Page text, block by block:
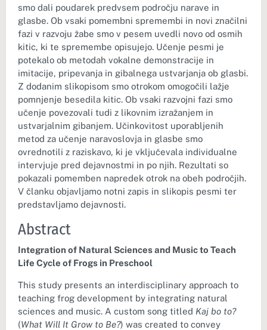
smo dali poudarek predvsem področju narave in
glasbe. Ob vsaki pomembni spremembi in novi značilni
fazi v razvoju žabe smo v pesem uvedli novo od osmih
kitic, ki te spremembe opisujejo. Učenje pesmi je
potekalo ob metodah vokalne demonstracije in
imitacije, pripevanja in gibalnega ustvarjanja ob glasbi.
Z dodanim slikopisom smo otrokom omogočili lažje
pomnjenje besedila kitic. Ob vsaki razvojni fazi smo
učenje povezovali tudi z likovnim izražanjem in
ustvarjalnim gibanjem. Učinkovitost uporabljenih
metod za učenje naravoslovja in glasbe smo
ovrednotili z raziskavo, ki je vključevala individualne
intervjuje pred dejavnostmi in po njih. Rezultati so
pokazali pomemben napredek otrok na obeh področjih.
V članku objavljamo notni zapis in slikopis pesmi ter
predstavljamo dejavnosti.
Abstract
Integration of Natural Sciences and Music to Teach
Life Cycle of Frogs in Preschool
This study presents an interdisciplinary approach to
teaching frog development by integrating natural
sciences and music. A custom song titled Kaj bo to?
(What Will It Grow to Be?) was created to convey